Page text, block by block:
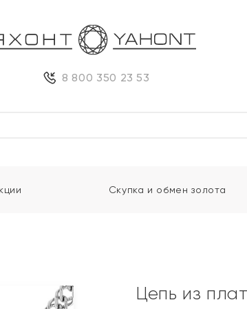
8 800 350 23 53
Скупка и обмен золота
Цепь из